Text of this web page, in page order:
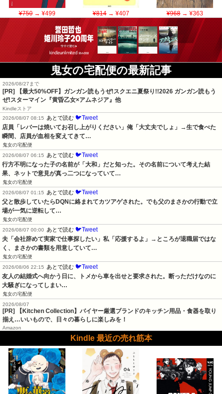
¥750→ ¥499 ¥814→ ¥407 ¥968→ ¥363
鬼女の宅配便の最新記事
2026/08/27まで
[PR]
【最大50%OFF】ガンガン読もうぜ!スクエニ夏祭り!!2026 ガンガン読もう
ぜ!スターマイン『黄昏乙女×アムネジア』他
Kindleストア
2026/08/07 08:15
あとで読む 🐦Tweet
店員「レバーは焼いてお召し上がりください」俺「大丈夫でしょ」→生で食べた
瞬間、店員が血相を変えてきて…
鬼女の宅配便
2026/08/07 06:15
あとで読む 🐦Tweet
行方不明になった子の名前が「大和」だと知った。その名前について考えた結
果、ネットで意見が真っ二つになっていて…
鬼女の宅配便
2026/08/07 01:15
あとで読む 🐦Tweet
父と散歩していたらDQNに絡まれてカツアゲされた。でも父のまさかの行動で立
場が一気に逆転して…
鬼女の宅配便
2026/08/07 00:00
あとで読む 🐦Tweet
夫「会社辞めて実家で仕事探したい」私「応援するよ」→ところが退職届ではな
く、まさかの書類を用意していて…
鬼女の宅配便
2026/08/06 22:15
あとで読む 🐦Tweet
友人の結婚式へ向かう日に、トメから車を出せと要求された。断っただけなのに
大騒ぎになってしまい…
鬼女の宅配便
2026/08/07
[PR] 【Kitchen Collection】バイヤー厳選ブランドのキッチン用品・食器を取り
揃え…いいもので、日々の暮らしに楽しみを！
Amazon
Kindle 最近の売れ筋本